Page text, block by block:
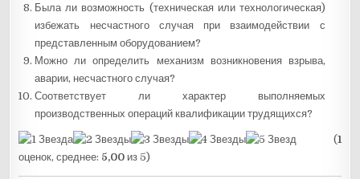
Была ли возможность (техническая или технологическая)
избежать несчастного случая при взаимодействии с
представленным оборудованием?
Можно ли определить механизм возникновения взрыва,
аварии, несчастного случая?
Соответствует ли характер выполняемых
производственных операций квалификации трудящихся?
(1
оценок, среднее: 5,00 из 5)